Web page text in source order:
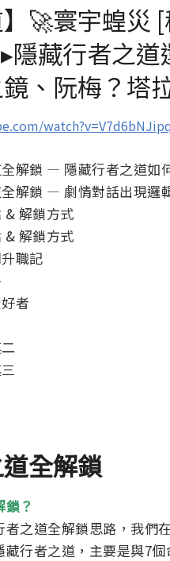
】🚀寰宇蝗
隱藏行者之
、阮梅？塔
解鎖 — 隱藏行者之道如
解鎖 — 劇情對話出現邏
& 解鎖方式
& 解鎖方式
職記
者
全解鎖
？
之道全解鎖思路，我們
行者之道，主要是與7